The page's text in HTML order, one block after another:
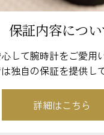
保証内容につ
して腕時計をご愛用
独自の保証を提供し
詳細はこちら